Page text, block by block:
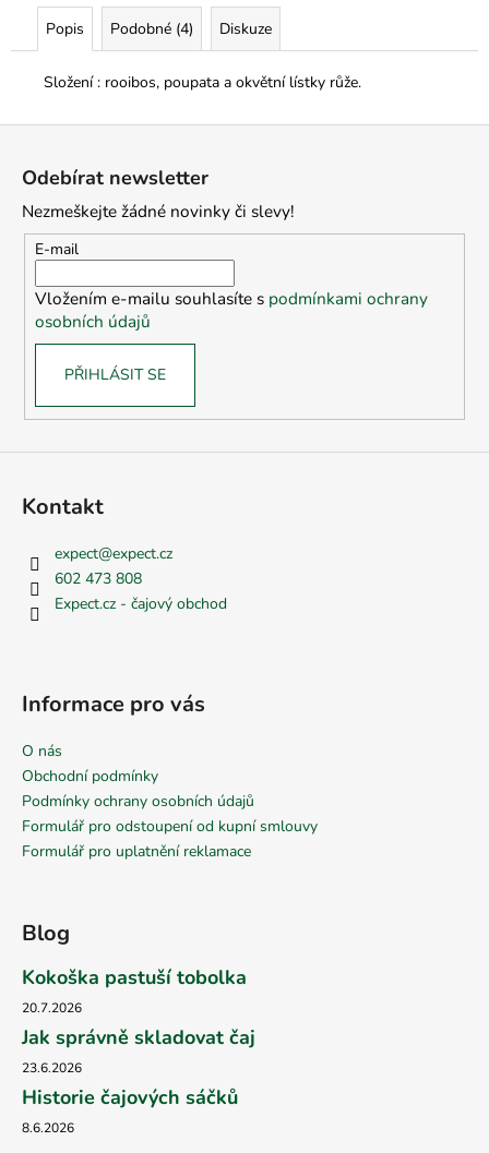
Popis Podobné (4) Diskuze
Složení : rooibos, poupata a okvětní lístky růže.
Odebírat newsletter
Nezmeškejte žádné novinky či slevy!
E-mail
Vložením e-mailu souhlasíte s podmínkami ochrany
osobních údajů
PŘIHLÁSIT SE
Kontakt
expect@expect.cz
602 473 808
Expect.cz - čajový obchod
Informace pro vás
O nás
Obchodní podmínky
Podmínky ochrany osobních údajů
Formulář pro odstoupení od kupní smlouvy
Formulář pro uplatnění reklamace
Blog
Kokoška pastuší tobolka
20.7.2026
Jak správně skladovat čaj
23.6.2026
Historie čajových sáčků
8.6.2026